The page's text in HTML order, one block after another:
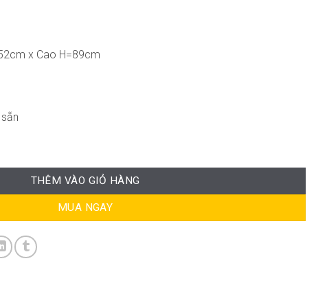
x Cao H=89cm
THÊM VÀO GIỎ HÀNG
MUA NGAY